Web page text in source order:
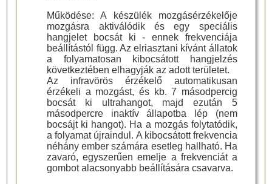
Működése: A készülék mozgásérzékelője
mozgásra aktiválódik és egy speciális
hangjelet bocsát ki - ennek frekvenciája
beállítástól függ. Az elriasztani kívánt állatok
a folyamatosan kibocsátott hangjelzés
következtében elhagyják az adott területet.
Az infravörös érzékelő automatikusan
érzékeli a mozgást, és kb. 7 másodpercig
bocsát ki ultrahangot, majd ezután 5
másodpercre inaktív állapotba lép (nem
bocsájt ki hangot). Ha a mozgás folytatódik,
a folyamat újraindul. A kibocsátott frekvencia
néhány ember számára esetleg hallható. Ha
zavaró, egyszerűen emelje a frekvenciát a
gombot alacsonyabb beállítására csavarva.